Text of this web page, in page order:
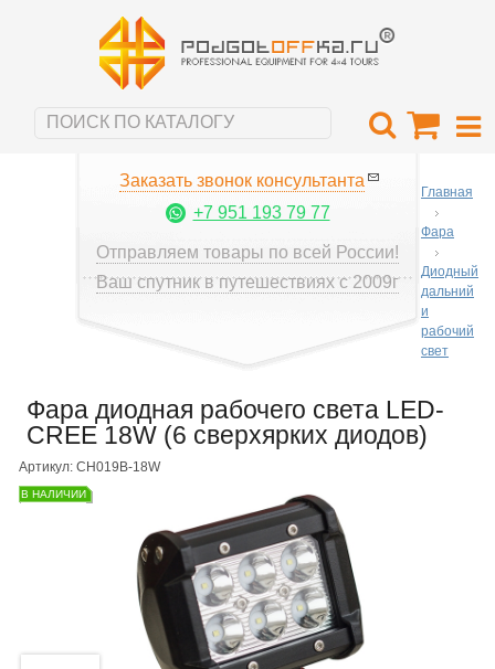
Заказать звонок консультанта
+7 951 193 79 77
Отправляем товары по всей России!
Ваш спутник в путешествиях с 2009г
Главная
Фара
Диодный
дальний
и
рабочий
свет
Фара диодная рабочего света LED-
CREE 18W (6 сверхярких диодов)
Артикул: CH019B-18W
В НАЛИЧИИ